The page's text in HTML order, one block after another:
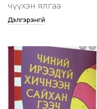
өчүүхэн ялгаа
Дэлгэрэнгүй